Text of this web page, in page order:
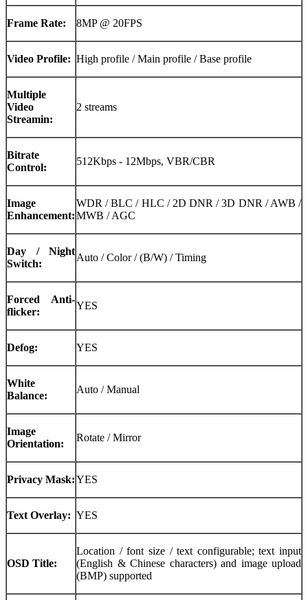
Frame Rate: 8MP @ 20FPS
Video Profile: High profile / Main profile / Base profile
Multiple
Video
Streamin:
2 streams
Bitrate
Control:
512Kbps - 12Mbps, VBR/CBR
Image
Enhancement:
WDR / BLC / HLC / 2D DNR / 3D DNR / AWB /
MWB / AGC
Day / Night
Switch:
Auto / Color / (B/W) / Timing
Forced Anti-
flicker:
YES
Defog: YES
White
Balance:
Auto / Manual
Image
Orientation:
Rotate / Mirror
Privacy Mask:YES
Text Overlay: YES
OSD Title:
Location / font size / text configurable; text input
(English & Chinese characters) and image upload
(BMP) supported